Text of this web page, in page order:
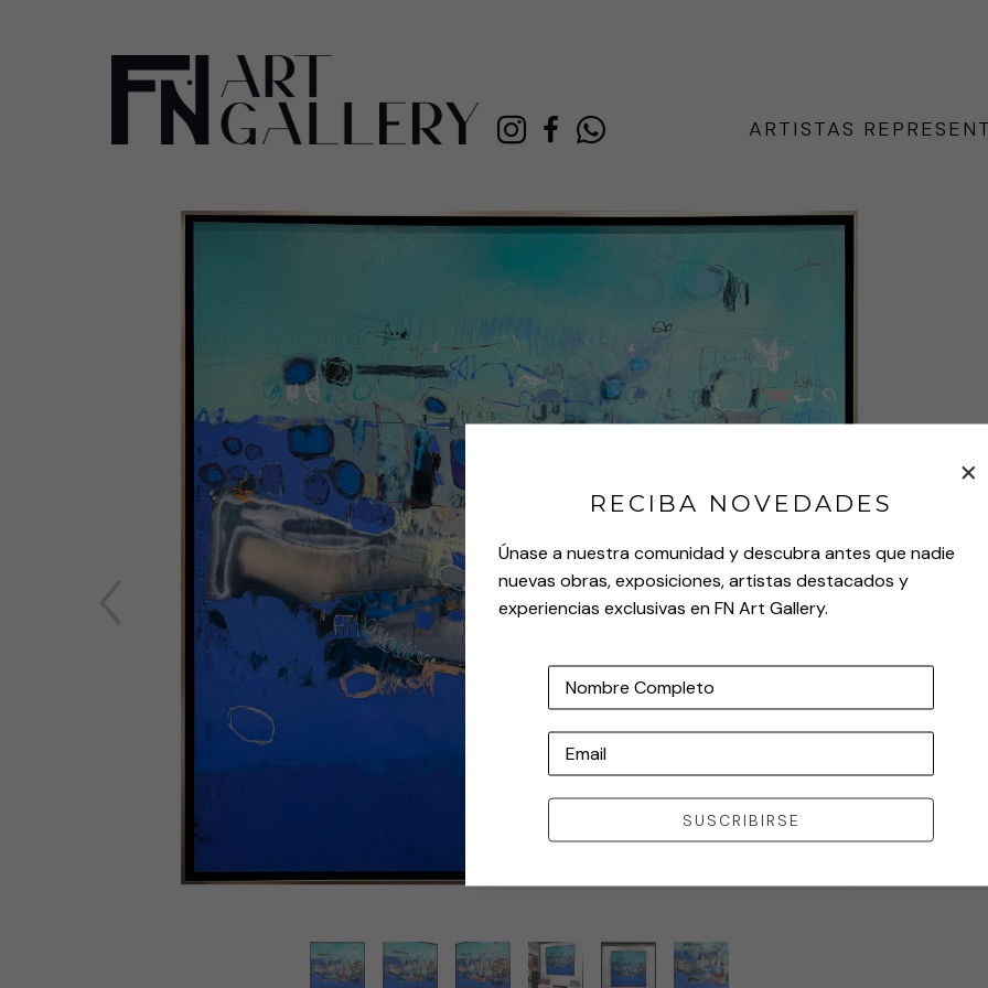
ARTISTAS
RECIBA NOVEDADES
Únase a nuestra comunidad y descubra antes que nadie
nuevas obras, exposiciones, artistas destacados y
experiencias exclusivas en FN Art Gallery.
Nombre Completo
Email
SUSCRIBIRSE